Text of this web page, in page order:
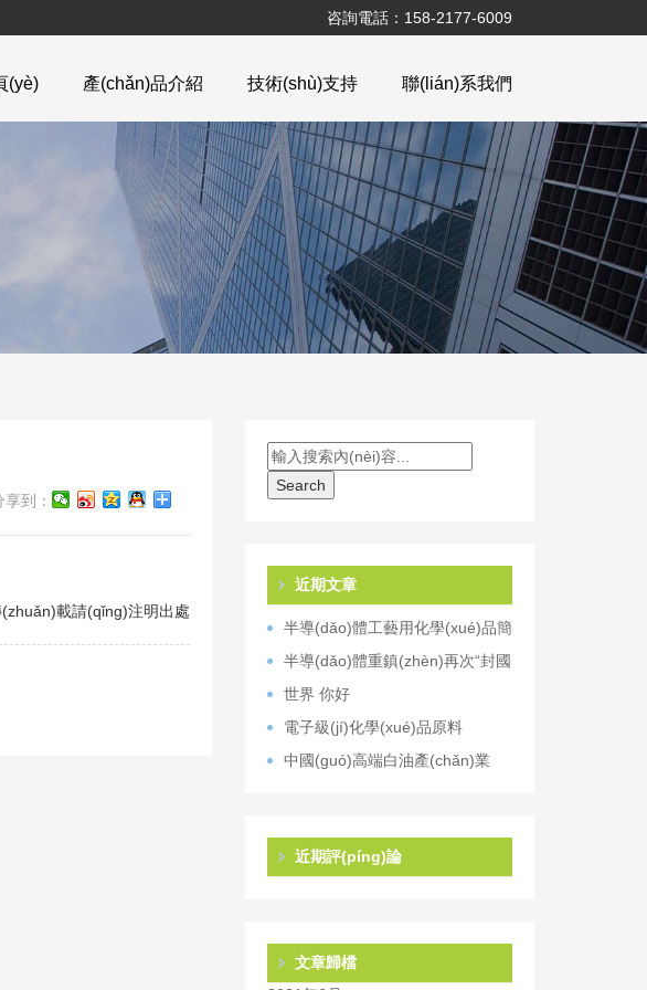
咨詢電話：158-2177-6009
(yè) 產(chǎn)品介紹 技術(shù)支持 聯(lián)系我們
享到：
載請(qǐng)注明出處
近期文章
半導(dǎo)體工藝用化學(xué)品簡
(jiǎn)述
半導(dǎo)體重鎮(zhèn)再次“封國
(guó)”！“缺芯”潮仍將蔓延
世界 你好
電子級(jí)化學(xué)品原料
中國(guó)高端白油產(chǎn)業
近期評(píng)論
文章歸檔